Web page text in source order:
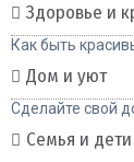
Здоровье и
Как быть
Дом и уют
Сделайте свой
Семья и дети